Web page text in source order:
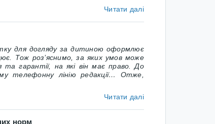
Читати далі
для догляду за дитиною оформлює
Тож роз’яснимо, за яких умов може
гарантії, на які він має право. До
телефонну лінію редакції… Отже,
Читати далі
норм